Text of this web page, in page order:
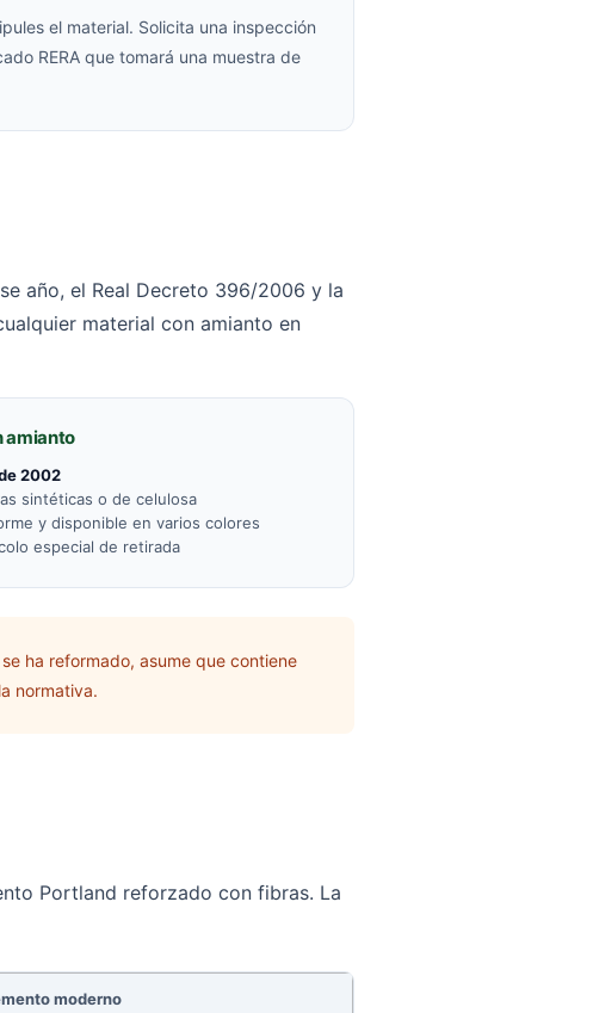
el material. Solicita una inspección
RERA que tomará una muestra de
año, el Real Decreto 396/2006 y la
material con amianto en
amianto
2002
sintéticas o de celulosa
y disponible en varios colores
especial de retirada
ha reformado, asume que contiene
normativa.
Portland reforzado con fibras. La
moderno